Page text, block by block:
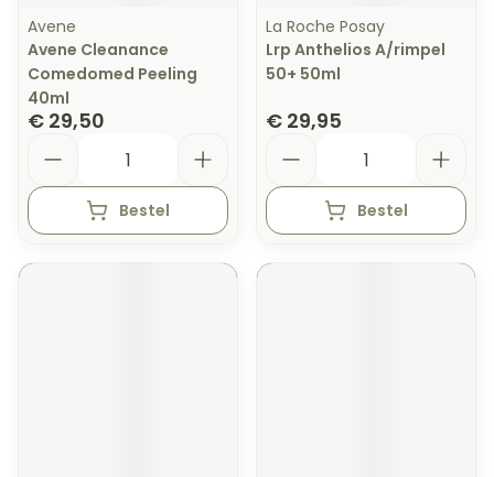
Avene
Avene Cleanance
Comedomed Peeling
40ml
€ 29,50
Bestel
La Roche Posay
Lrp Anthelios A/rimpel
50+ 50ml
€ 29,95
Bestel